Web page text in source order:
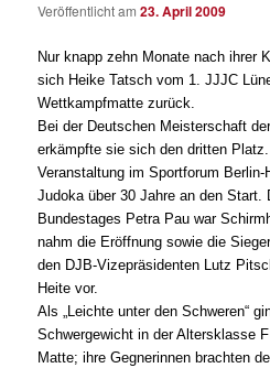
Veröffentlicht am23. April 2009
Nur knapp zehn Monate nach ihrer
sich Heike Tatsch vom 1. JJJC
Wettkampfmatte zurück.
Bei der Deutschen Meisterschaft
erkämpfte sie sich den dritten
Veranstaltung im Sportforum Berlin-
Judoka über 30 Jahre an den Start.
Bundestages Petra Pau war
nahm die Eröffnung sowie die
den DJB-Vizepräsidenten Lutz
Heite vor.
Als „Leichte unter den Schweren“
Schwergewicht in der Altersklasse
Matte; ihre Gegnerinnen brachten